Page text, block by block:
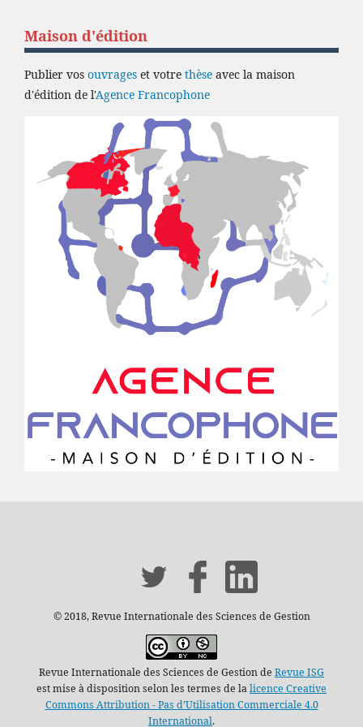
Maison d'édition
Publier vos ouvrages et votre thèse avec la maison
d'édition de l'Agence Francophone
© 2018, Revue Internationale des Sciences de Gestion
Revue Internationale des Sciences de Gestion de Revue ISG
est mise à disposition selon les termes de lalicence Creative
Commons Attribution - Pas d’Utilisation Commerciale 4.0
International.